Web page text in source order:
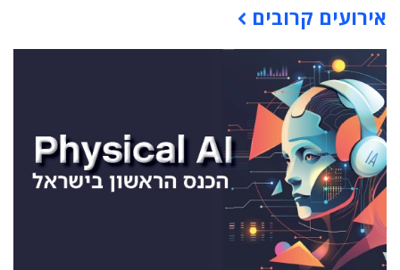
אירועים קרובים